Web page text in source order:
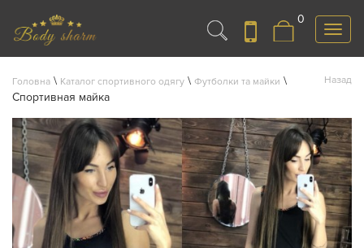
Меню
0
Назад
Головна \ Каталог спортивного одягу \ Футболки та майки \
Спортивная майка